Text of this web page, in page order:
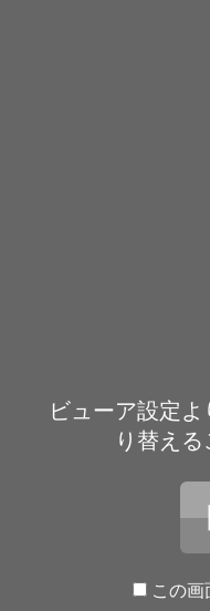
ビューア設定
り替え
この画